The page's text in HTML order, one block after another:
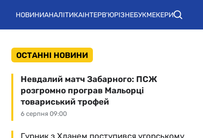
НОВИНИАНАЛІТИКАІНТЕРВ'ЮРІЗНЕБУКМЕКЕРИ
ОСТАННІ НОВИНИ
6 серпня 09:00
Невдалий матч Забарного: ПСЖ
розгромно програв Мальорці
товариський трофей
Гурник з Хланем поступився угорському